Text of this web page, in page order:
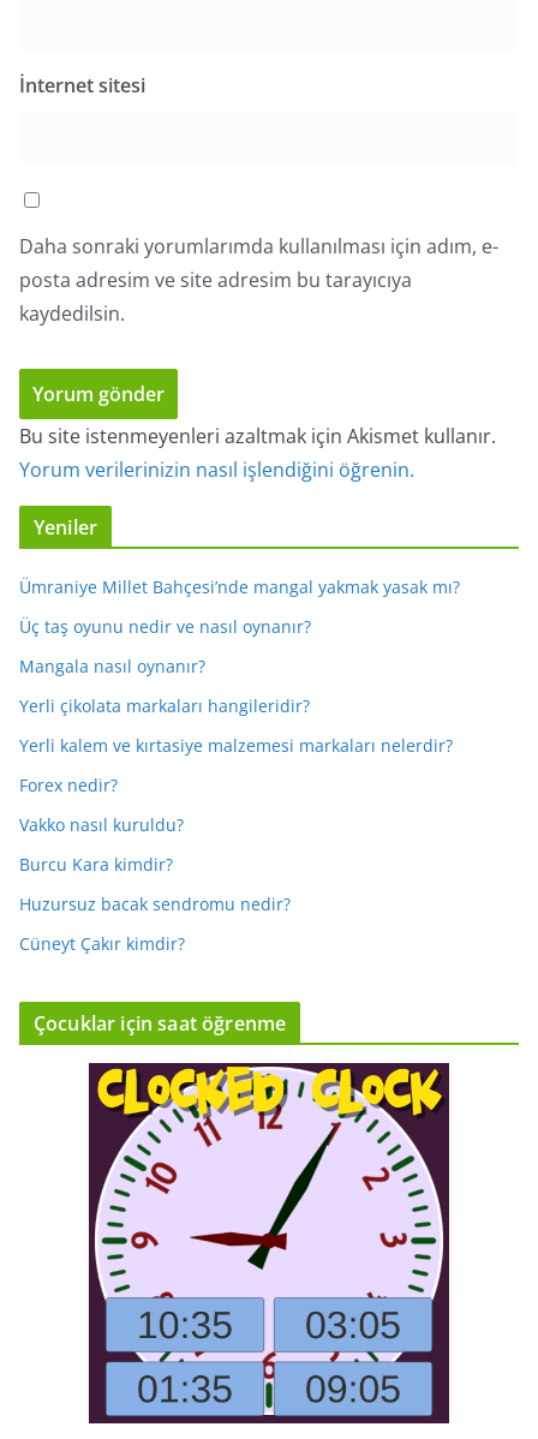
İnternet sitesi
Daha sonraki yorumlarımda kullanılması için adım, e-
posta adresim ve site adresim bu tarayıcıya
kaydedilsin.
Bu site istenmeyenleri azaltmak için Akismet kullanır.
Yorum verilerinizin nasıl işlendiğini öğrenin.
Yeniler
Ümraniye Millet Bahçesi’nde mangal yakmak yasak mı?
Üç taş oyunu nedir ve nasıl oynanır?
Mangala nasıl oynanır?
Yerli çikolata markaları hangileridir?
Yerli kalem ve kırtasiye malzemesi markaları nelerdir?
Forex nedir?
Vakko nasıl kuruldu?
Burcu Kara kimdir?
Huzursuz bacak sendromu nedir?
Cüneyt Çakır kimdir?
Çocuklar için saat öğrenme